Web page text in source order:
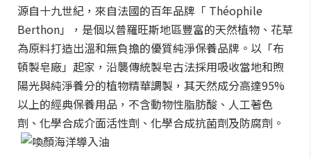
源自十九世紀，來自法國的百年品牌「 Théophile
Berthon」，是個以普羅旺斯地區豐富的天然植物、花草
為原料打造出溫和無負擔的優質純淨保養品牌。以「布
頓製皂廠」起家，沿襲傳統製皂古法採用吸收當地和煦
陽光與純淨養分的植物精華調製，其天然成分高達95%
以上的經典保養用品，不含動物性脂肪酸、人工著色
劑、化學合成介面活性劑、化學合成抗菌劑及防腐劑。